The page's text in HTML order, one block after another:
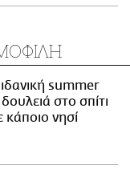
summer
στο σπίτι
κάποιο νησί